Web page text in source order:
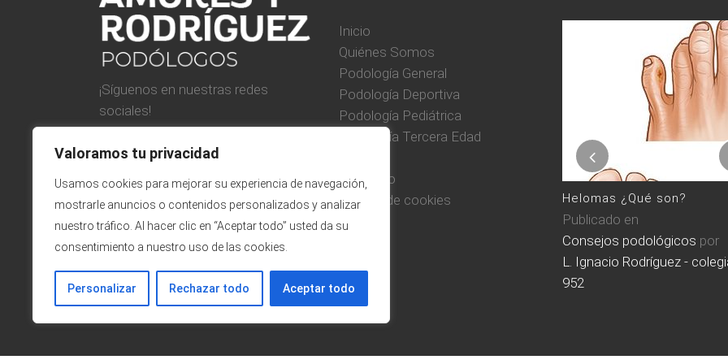
Valoramos tu privacidad
Usamos cookies para mejorar su experiencia de navegación,
mostrarle anuncios o contenidos personalizados y analizar
nuestro tráfico. Al hacer clic en “Aceptar todo” usted da su
consentimiento a nuestro uso de las cookies.
Personalizar Rechazar todo Aceptar todo
¡Síguenos en nuestras redes
sociales!
Inicio
Quiénes Somos
Podología General
Podología Deportiva
Podología Pediátrica
Podología Tercera Edad
Contacto
Política de cookies
Publicado en
Consejos podológicos
Helomas ¿Qué son?
Publicado en
Consejos podológicos por
L. Ignacio Rodríguez -
952